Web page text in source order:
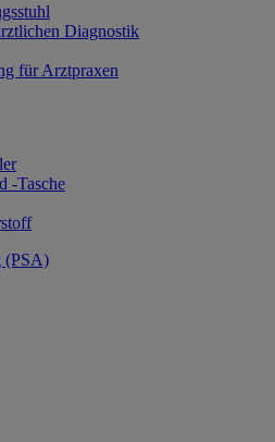
Diagnostik
für Arztpraxen
-Tasche
(PSA)